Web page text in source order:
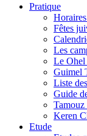
Pratique
Fêtes
Les
Le Ohel
Guimel
Liste
Guide
Keren
Etude